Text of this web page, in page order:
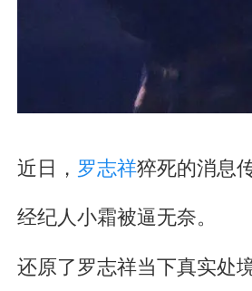
近日， 罗志祥猝死的消息
经纪人小霜被逼无奈。
还原了罗志祥当下真实处境